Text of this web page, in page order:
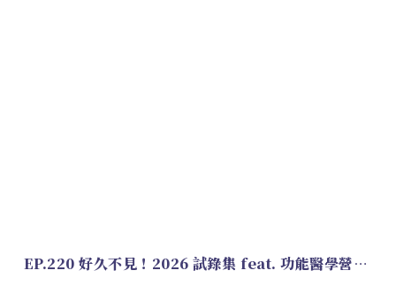
EP.220 好久不見！2026 試錄集 feat. 功能醫學營養師 美寶